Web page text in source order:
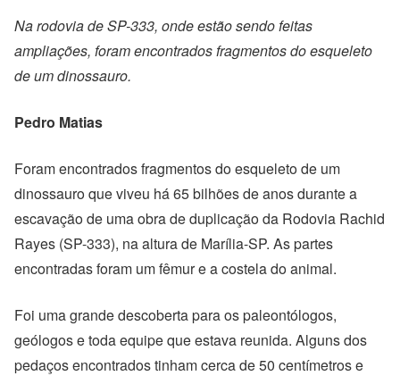
Na rodovia de SP-333, onde estão sendo feitas
ampliações, foram encontrados fragmentos do esqueleto
de um dinossauro.
Pedro Matias
Foram encontrados fragmentos do esqueleto de um
dinossauro que viveu há 65 bilhões de anos durante a
escavação de uma obra de duplicação da Rodovia Rachid
Rayes (SP-333), na altura de Marília-SP. As partes
encontradas foram um fêmur e a costela do animal.
Foi uma grande descoberta para os paleontólogos,
geólogos e toda equipe que estava reunida. Alguns dos
pedaços encontrados tinham cerca de 50 centímetros e